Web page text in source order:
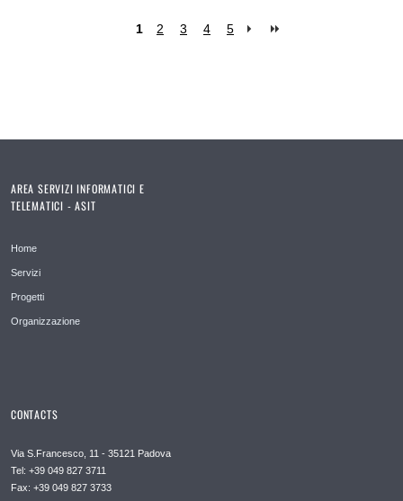
1 2 3 4 5
AREA SERVIZI INFORMATICI E
TELEMATICI - ASIT
Home
Servizi
Progetti
Organizzazione
CONTACTS
Via S.Francesco, 11 - 35121 Padova
Tel: +39 049 827 3711
Fax: +39 049 827 3733